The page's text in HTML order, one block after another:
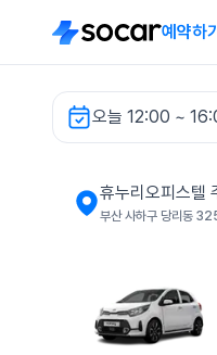
예약하기
오늘 12:00 ~
휴누리오피스텔 주차장 렌터카
휴누리오피스텔
부산 사하구 당리동